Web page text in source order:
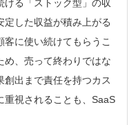
ける「ストック型」の収
した収益が積み上がる
に使い続けてもらうこ
め、売って終わりではな
創出まで責任を持つカス
重視されることも、SaaS